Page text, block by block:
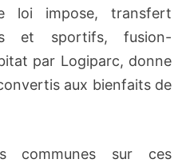
loi impose, transfert
et sportifs, fusion-
par Logiparc, donne
aux bienfaits de
communes sur ces